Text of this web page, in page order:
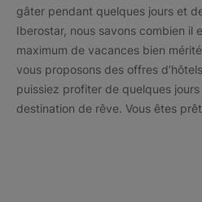
gâter pendant quelques jours et
Iberostar, nous savons combien il
maximum de vacances bien
vous proposons des offres
puissiez profiter de quelques
destination de rêve. Vous êtes